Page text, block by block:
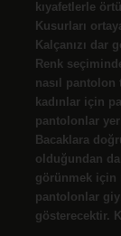
kıyafetlerle
Kusurları
Kalçanızı
Renk
nasıl
kadınlar için
pantolonlar
Bacaklara
olduğundan
görünmek için
pantolonlar
gösterecektir.